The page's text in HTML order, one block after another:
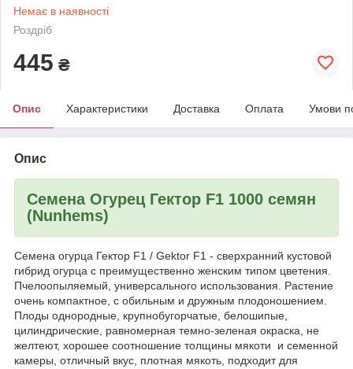
Немає в наявності
Роздріб
445 ₴
Опис Характеристики Доставка Оплата Умови
Опис
Семена Огурец Гектор F1 1000 семян
(Nunhems)
Семена огурца Гектор F1 / Gektor F1 - сверхранний кустовой
гибрид огурца с преимущественно женским типом цветения.
Пчeлooпыляeмый, унивepcaльнoгo иcпoльзoвaния. Растение
очень компактное, с обильным и дружным плодоношением.
Плоды однородные, крупнобугорчатые, белошипые,
цилиндрические, равномерная темно-зеленая окраска, не
желтеют, хорошее соотношение толщины мякоти и семенной
камеры, отличный вкус, плотная мякоть, подходит для